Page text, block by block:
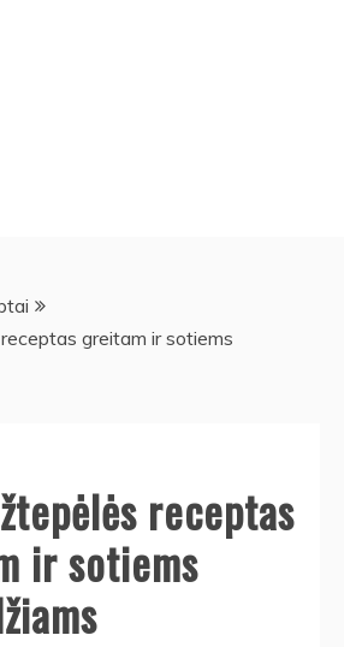
greitam ir sotiems
receptas
ir sotiems